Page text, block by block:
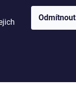
Odmítnout